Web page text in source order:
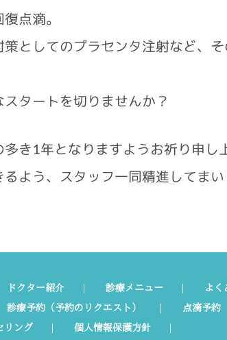
点滴。
としてのプラセンタ注射など、
タートを切りませんか？
き1年となりますようお祈り申し
よう、スタッフ一同精進してまい
ドクター紹介 診療メニュー
よく
診療予約（予約のリクエスト） 点滴予約
リング 個人情報保護方針